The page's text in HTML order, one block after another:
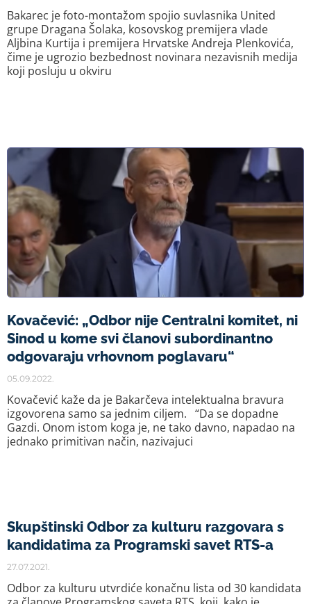
Bakarec je foto-montažom spojio suvlasnika United
grupe Dragana Šolaka, kosovskog premijera vlade
Aljbina Kurtija i premijera Hrvatske Andreja Plenkovića,
čime je ugrozio bezbednost novinara nezavisnih medija
koji posluju u okviru
Kovačević: „Odbor nije Centralni komitet, ni
Sinod u kome svi članovi subordinantno
odgovaraju vrhovnom poglavaru“
05.09.2022.
Kovačević kaže da je Bakarčeva intelektualna bravura
izgovorena samo sa jednim ciljem. “Da se dopadne
Gazdi. Onom istom koga je, ne tako davno, napadao na
jednako primitivan način, nazivajuci
Skupštinski Odbor za kulturu razgovara s
kandidatima za Programski savet RTS-a
27.07.2021.
Odbor za kulturu utvrdiće konačnu lista od 30 kandidata